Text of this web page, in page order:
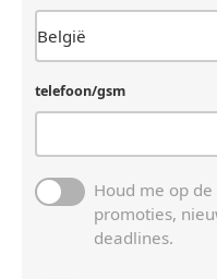
telefoon/gsm
Houd me op
promoties,
deadlines.